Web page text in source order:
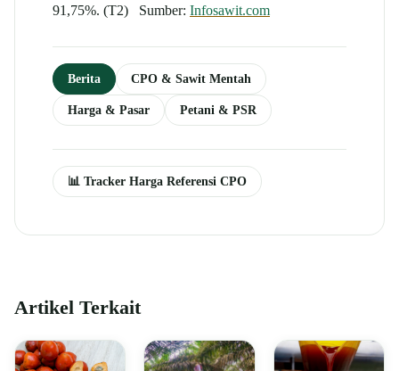
91,75%. (T2) Sumber: Infosawit.com
Berita CPO & Sawit Mentah
Harga & Pasar Petani & PSR
📊 Tracker Harga Referensi CPO
Artikel Terkait